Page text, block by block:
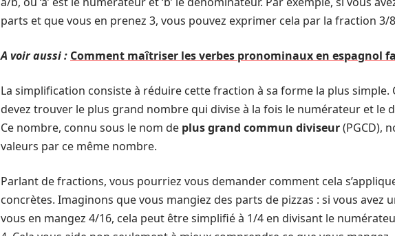
parts et que vous en prenez 3, vous pouvez exprimer cela par la fraction 3/
A voir aussi : Comment maîtriser les verbes pronominaux en espagnol
La simplification consiste à réduire cette fraction à sa forme la plus simple.
devez trouver le plus grand nombre qui divise à la fois le numérateur et le
Ce nombre, connu sous le nom de plus grand commun diviseur(PGCD),
valeurs par ce même nombre.
Parlant de fractions, vous pourriez vous demander comment cela
concrètes. Imaginons que vous mangiez des parts de pizzas : si vous avez
vous en mangez 4/16, cela peut être simplifié à 1/4 en divisant le